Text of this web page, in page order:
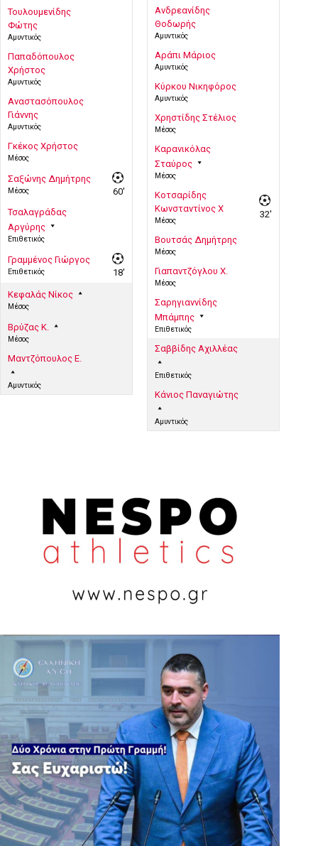
Τουλουμενίδης
Φώτης
Αμυντικός
Παπαδόπουλος
Χρήστος
Αμυντικός
Αναστασόπουλος
Γιάννης
Αμυντικός
Γκέκος Χρήστος
Μέσος
Σαξώνης Δημήτρης
Μέσος
60'
Τσαλαγράδας
Αργύρης
Επιθετικός
Γραμμένος Γιώργος
Επιθετικός 18'
Κεφαλάς Νίκος
Μέσος
Βρύζας Κ.
Μέσος
Μαντζόπουλος Ε.
Αμυντικός
Ανδρεανίδης
Θοδωρής
Αμυντικός
Αράπι Μάριος
Αμυντικός
Κύρκου Νικηφόρος
Αμυντικός
Χρηστίδης Στέλιος
Μέσος
Καρανικόλας
Σταύρος
Μέσος
Κοτσαρίδης
Κωνσταντίνος Χ
Μέσος
32'
Βουτσάς Δημήτρης
Μέσος
Γιαπαντζόγλου Χ.
Μέσος
Σαρηγιαννίδης
Μπάμπης
Επιθετικός
Σαββίδης Αχιλλέας
Επιθετικός
Κάνιος Παναγιώτης
Αμυντικός